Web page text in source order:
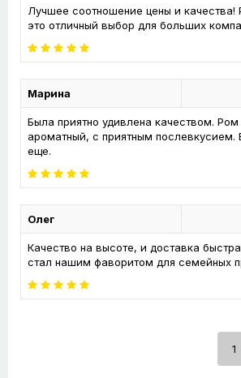
Лучшее соотношение цены и качества!
это отличный выбор для больших
Марина
Была приятно удивлена качеством. Ром
ароматный, с приятным послевкусием.
еще.
Олег
Качество на высоте, и доставка
стал нашим фаворитом для семейных
1